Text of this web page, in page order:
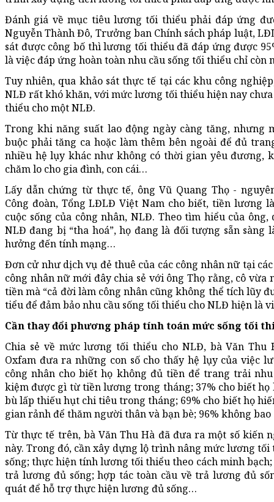
Đánh giá về mục tiêu lương tối thiểu phải đáp ứng
Nguyễn Thành Đô, Trưởng ban Chính sách pháp luật,
sát được công bố thì lương tối thiểu đã đáp ứng được
là việc đáp ứng hoàn toàn nhu cầu sống tối thiểu chỉ còn
Tuy nhiên, qua khảo sát thực tế tại các khu công
NLĐ rất khó khăn, với mức lương tối thiểu hiện nay
thiểu cho một NLĐ.
Trong khi năng suất lao động ngày càng tăng, nhưng
buộc phải tăng ca hoặc làm thêm bên ngoài để đủ
nhiều hệ lụy khác như không có thời gian yêu đương,
chăm lo cho gia đình, con cái…
Lấy dẫn chứng từ thực tế, ông Vũ Quang Thọ -
Công đoàn, Tổng LĐLĐ Việt Nam cho biết, tiền lương
cuộc sống của công nhân, NLĐ. Theo tìm hiểu của
NLĐ đang bị “tha hoá”, họ đang là đối tượng sẵn sàng
hưởng đến tính mạng…
Đơn cử như dịch vụ đẻ thuê của các công nhân nữ tại
công nhân nữ mới đây chia sẻ với ông Thọ rằng, cô vừa
tiền mà “cả đời làm công nhân cũng không thể tích lũy
tiểu để đảm bảo nhu cầu sống tối thiểu cho NLĐ hiện là
Cần thay đổi phương pháp tính toán mức sống tối
Chia sẻ về mức lương tối thiểu cho NLĐ, bà Văn Thu
Oxfam đưa ra những con số cho thấy hệ lụy của việc
công nhân cho biết họ không đủ tiền để trang trải
kiệm được gì từ tiền lương trong tháng; 37% cho biết
bù lấp thiếu hụt chi tiêu trong tháng; 69% cho biết họ
gian rảnh để thăm người thân và bạn bè; 96% không
Từ thực tế trên, bà Văn Thu Hà đã đưa ra một số kiến
này. Trong đó, cần xây dựng lộ trình nâng mức lương
sống; thực hiện tính lương tối thiểu theo cách minh
trả lương đủ sống; hợp tác toàn cầu về trả lương đủ
quát để hỗ trợ thực hiện lương đủ sống…